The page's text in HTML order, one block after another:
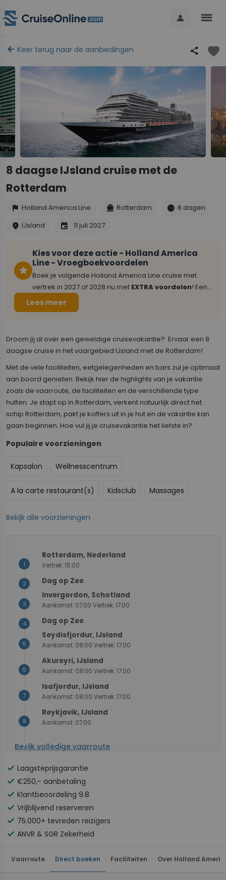
person menu
arrow_back Keer terug naar de aanbiedingen share favorite
8 daagse IJsland cruise met de
Rotterdam
flag Holland America Line directions_boat Rotterdam schedule 8 dagen
place IJsland event 11 juli 2027
star
Kies voor deze actie- Holland America
Line - Vroegboekvoordelen
Boek je volgende Holland America Line cruise met
vertrek in 2027 of 2028 nu met EXTRA voordelen! Een
cruise met de Holland America Line is altijd genieten,
maar met het Have it All Plus pakket maak je de cruise
boordtegoed, excursietegoed, diners in
specialiteitenrestaurants en de fooien zijn direct
inbegrepen!
Lees meer
Droom jij al over een geweldige cruisevakantie? Ervaar een 8
daagse cruise in het vaargebied IJsland met de Rotterdam!
Met de vele faciliteiten, eetgelegenheden en bars zul je optimaal
aan boord genieten. Bekijk hier de highlights van je vakantie
zoals de vaarroute, de faciliteiten en de verschillende type
hutten. Je stapt op in Rotterdam, verkent natuurlijk direct het
schip Rotterdam, pakt je koffers uit in je hut en de vakantie kan
gaan beginnen. Hoe vul jij je cruisevakantie het liefste in?
Populaire voorzieningen
Kapsalon Wellnesscentrum
A la carte restaurant(s) Kidsclub Massages
Bekijk alle voorzieningen
+
−
1
Rotterdam, Nederland
Vertrek: 15:00
2 Dag op Zee
3
Invergordon, Schotland
Aankomst: 07:00 Vertrek: 17:00
4 Dag op Zee
5
Seydisfjordur, IJsland
Aankomst: 08:00 Vertrek: 17:00
6
Akureyri, IJsland
Aankomst: 08:00 Vertrek: 17:00
7
Isafjordur, IJsland
Aankomst: 08:00 Vertrek: 17:00
8
Reykjavik, IJsland
Aankomst: 07:00
Bekijk volledige vaarroute
check Laagsteprijsgarantie
check €250,- aanbetaling
check Klantbeoordeling 9.8
check Vrijblijvend reserveren
check 75.000+ tevreden reizigers
check ANVR & SGR Zekerheid
Vaarroute Direct boeken Faciliteiten Over Holland